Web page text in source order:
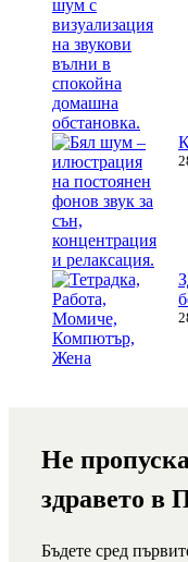
Не
здравето в
Бъдете сред